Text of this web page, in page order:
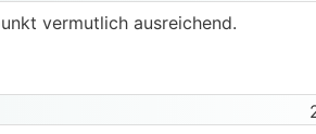
vermutlich ausreichend.